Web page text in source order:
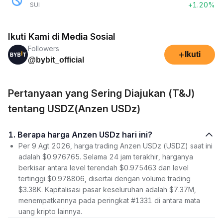
SUI
+1.20%
Ikuti Kami di Media Sosial
Followers
@bybit_official
+ Ikuti
Pertanyaan yang Sering Diajukan (T&J)
tentang USDZ(Anzen USDz)
1. Berapa harga Anzen USDz hari ini?
Per 9 Agt 2026, harga trading Anzen USDz (USDZ) saat ini
adalah $0.976765. Selama 24 jam terakhir, harganya
berkisar antara level terendah $0.975463 dan level
tertinggi $0.978806, disertai dengan volume trading
$3.38K. Kapitalisasi pasar keseluruhan adalah $7.37M,
menempatkannya pada peringkat #1331 di antara mata
uang kripto lainnya.